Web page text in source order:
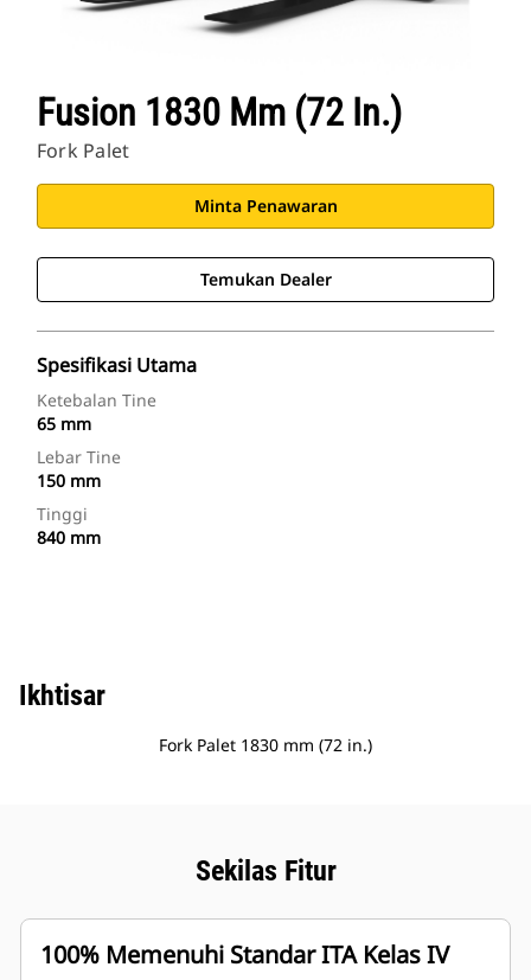
Fusion 1830 Mm (72 In.)
Fork Palet
Minta Penawaran
Temukan Dealer
Spesifikasi Utama
Ketebalan Tine
65 mm
Lebar Tine
150 mm
Tinggi
840 mm
Ikhtisar
Fork Palet 1830 mm (72 in.)
Sekilas Fitur
100% Memenuhi Standar ITA Kelas IV